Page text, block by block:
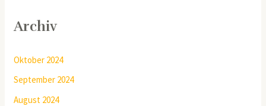
Archiv
Oktober 2024
September 2024
August 2024